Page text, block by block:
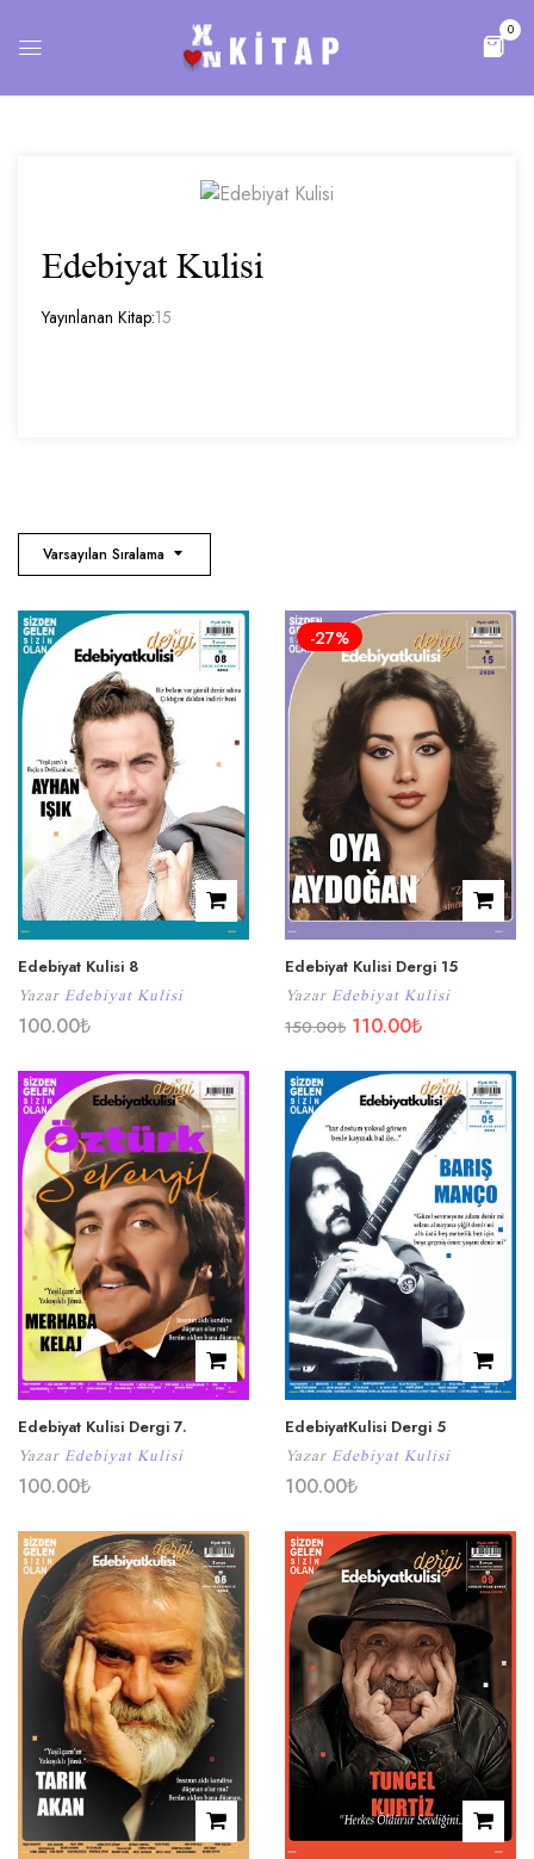
0
Edebiyat Kulisi
Yayınlanan Kitap:15
Varsayılan Sıralama
Edebiyat Kulisi 8
Yazar Edebiyat Kulisi
100.00₺
-27%
Edebiyat Kulisi Dergi 15
Yazar Edebiyat Kulisi
150.00₺ 110.00₺
Edebiyat Kulisi Dergi 7.
Yazar Edebiyat Kulisi
100.00₺
EdebiyatKulisi Dergi 5
Yazar Edebiyat Kulisi
100.00₺